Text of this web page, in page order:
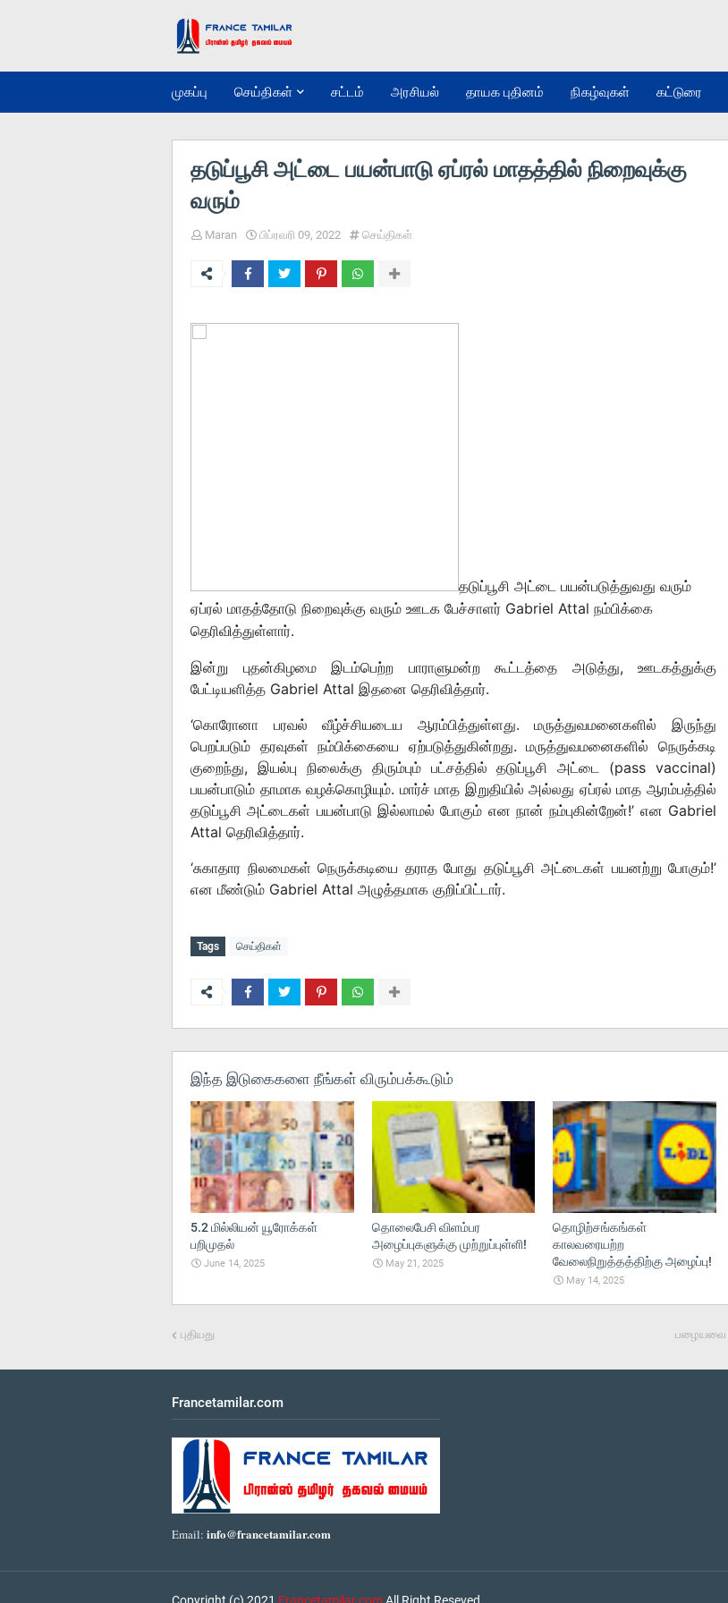
முகப்பு செய்திகள் சட்டம் அரசியல் தாயக புதினம் நிகழ்வுகள் கட்டுரை
தடுப்பூசி அட்டை பயன்பாடு ஏப்ரல் மாதத்தில் நிறைவுக்கு
வரும்
Maran பிப்ரவரி 09, 2022 செய்திகள்
தடுப்பூசி அட்டை பயன்படுத்துவது வரும்
ஏப்ரல் மாதத்தோடு நிறைவுக்கு வரும் ஊடக பேச்சாளர் Gabriel Attal நம்பிக்கை
தெரிவித்துள்ளார்.
இன்று புதன்கிழமை இடம்பெற்ற பாராளுமன்ற கூட்டத்தை அடுத்து, ஊடகத்துக்கு
பேட்டியளித்த Gabriel Attal இதனை தெரிவித்தார்.
‘கொரோனா பரவல் வீழ்ச்சியடைய ஆரம்பித்துள்ளது. மருத்துவமனைகளில் இருந்து
பெறப்படும் தரவுகள் நம்பிக்கையை ஏற்படுத்துகின்றது. மருத்துவமனைகளில் நெருக்கடி
குறைந்து, இயல்பு நிலைக்கு திரும்பும் பட்சத்தில் தடுப்பூசி அட்டை (pass vaccinal)
பயன்பாடும் தாமாக வழக்கொழியும். மார்ச் மாத இறுதியில் அல்லது ஏப்ரல் மாத ஆரம்பத்தில்
தடுப்பூசி அட்டைகள் பயன்பாடு இல்லாமல் போகும் என நான் நம்புகின்றேன்!’ என Gabriel
Attal தெரிவித்தார்.
‘சுகாதார நிலமைகள் நெருக்கடியை தராத போது தடுப்பூசி அட்டைகள் பயனற்று போகும்!’
என மீண்டும் Gabriel Attal அழுத்தமாக குறிப்பிட்டார்.
Tags செய்திகள்
இந்த இடுகைகளை நீங்கள் விரும்பக்கூடும்
5.2 மில்லியன் யூரோக்கள்
பறிமுதல்
June 14, 2025
தொலைபேசி விளம்பர
அழைப்புகளுக்கு முற்றுப்புள்ளி!
May 21, 2025
தொழிற்சங்கங்கள்
காலவரையற்ற
வேலைநிறுத்தத்திற்கு அழைப்பு!
May 14, 2025
புதியது பழையவை
Francetamilar.com
Email: info@francetamilar.com